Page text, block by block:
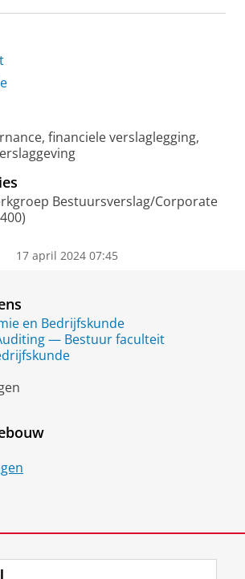
financiele verslaglegging,
Bestuursverslag/Corporate
17 april 2024 07:45
en Bedrijfskunde
— Bestuur faculteit